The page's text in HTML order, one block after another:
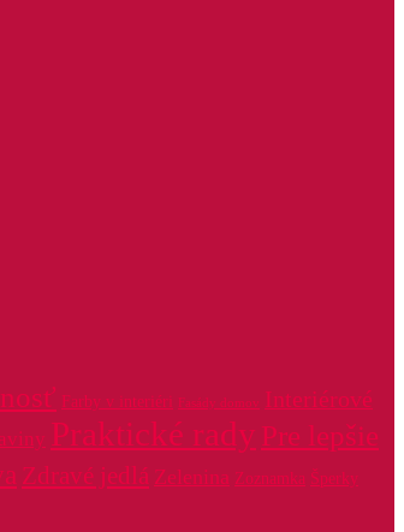
Farby v interiéri Fasády domov Interiérové
Praktické rady Pre lepšie
Zdravé jedlá Zelenina Zoznamka Šperky